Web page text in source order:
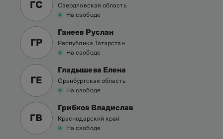
ГС
Свердловская область
На свободе
ГР
Ганеев Руслан
Республика Татарстан
На свободе
ГЕ
Гладышева Елена
Оренбургская область
На свободе
ГВ
Грибков Владислав
Краснодарский край
На свободе